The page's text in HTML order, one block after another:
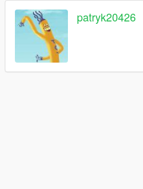
patryk20426